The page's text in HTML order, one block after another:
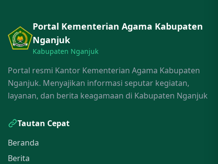
Portal Kementerian Agama Kabupaten
Nganjuk
Kabupaten Nganjuk
Portal resmi Kantor Kementerian Agama Kabupaten
Nganjuk. Menyajikan informasi seputar kegiatan,
layanan, dan berita keagamaan di Kabupaten Nganjuk
Tautan Cepat
Beranda
Berita